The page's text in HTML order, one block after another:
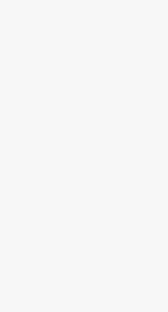
والاحتياجات
هي مشكلة
يلبي الزوج
تسعد زوجها
طعام الإفطار
الطعام على
ينتبه الزوج
الإفلاس لجيبه،